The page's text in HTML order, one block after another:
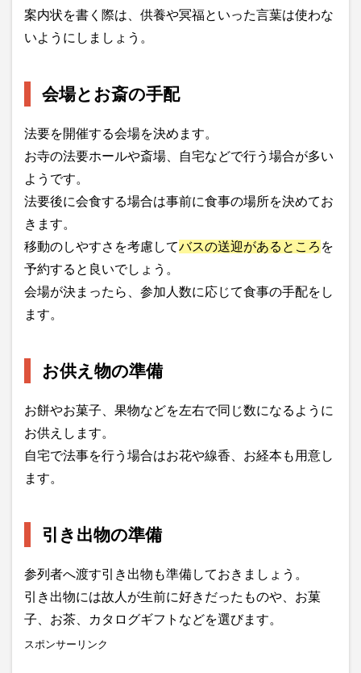
案内状を書く際は、供養や冥福といった言葉は使わな
いようにしましょう。
会場とお斎の手配
法要を開催する会場を決めます。
お寺の法要ホールや斎場、自宅などで行う場合が多い
ようです。
法要後に会食する場合は事前に食事の場所を決めてお
きます。
移動のしやすさを考慮してバスの送迎があるところ を
予約すると良いでしょう。
会場が決まったら、参加人数に応じて食事の手配をし
ます。
お供え物の準備
お餅やお菓子、果物などを左右で同じ数になるように
お供えします。
自宅で法事を行う場合はお花や線香、お経本も用意し
ます。
引き出物の準備
参列者へ渡す引き出物も準備しておきましょう。
引き出物には故人が生前に好きだったものや、お菓
子、お茶、カタログギフトなどを選びます。
スポンサーリンク